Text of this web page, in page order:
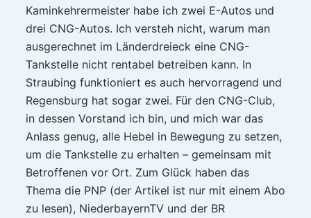
Kaminkehrermeister habe ich zwei E-Autos und
drei CNG-Autos. Ich versteh nicht, warum man
ausgerechnet im Länderdreieck eine CNG-
Tankstelle nicht rentabel betreiben kann. In
Straubing funktioniert es auch hervorragend und
Regensburg hat sogar zwei. Für den CNG-Club,
in dessen Vorstand ich bin, und mich war das
Anlass genug, alle Hebel in Bewegung zu setzen,
um die Tankstelle zu erhalten – gemeinsam mit
Betroffenen vor Ort. Zum Glück haben das
Thema die PNP (der Artikel ist nur mit einem Abo
zu lesen), NiederbayernTV und der BR